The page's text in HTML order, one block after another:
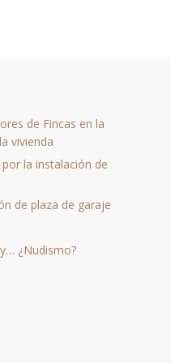
de Fincas en la
vivienda
la instalación de
de plaza de garaje
¿Nudismo?